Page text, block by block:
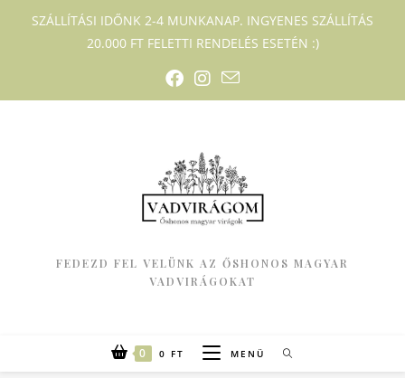
SZÁLLÍTÁSI IDŐNK 2-4 MUNKANAP. INGYENES SZÁLLÍTÁS
20.000 FT FELETTI RENDELÉS ESETÉN :)
FEDEZD FEL VELÜNK AZ ŐSHONOS MAGYAR
VADVIRÁGOKAT
0 0 FT MENÜ